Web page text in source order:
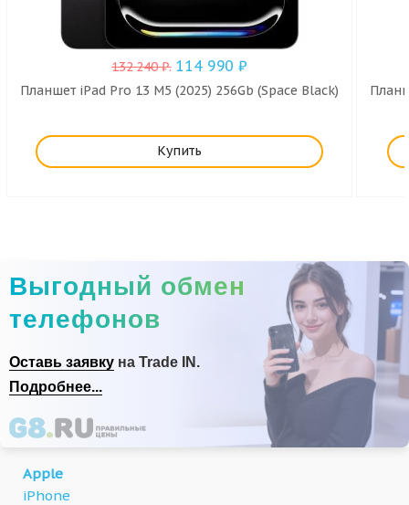
132 240₽. 114 990₽
Планшет iPad Pro 13 M5 (2025) 256Gb (Space Black)
Купить
Выгодный обмен
телефонов
Оставь заявку на Trade IN.
Подробнее...
Apple
iPhone